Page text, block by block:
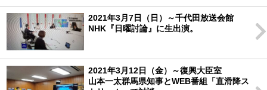
2021年3月7日（日）～千代田放送会館
NHK『日曜討論』に生出演。
2021年3月12日（金）～復興大臣室
山本一太群馬県知事とWEB番組「直滑降ス